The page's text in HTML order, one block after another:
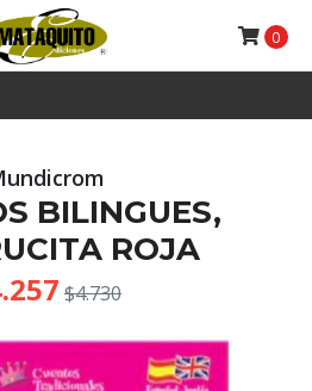
0
BILINGUES,
ROJA
$4.730